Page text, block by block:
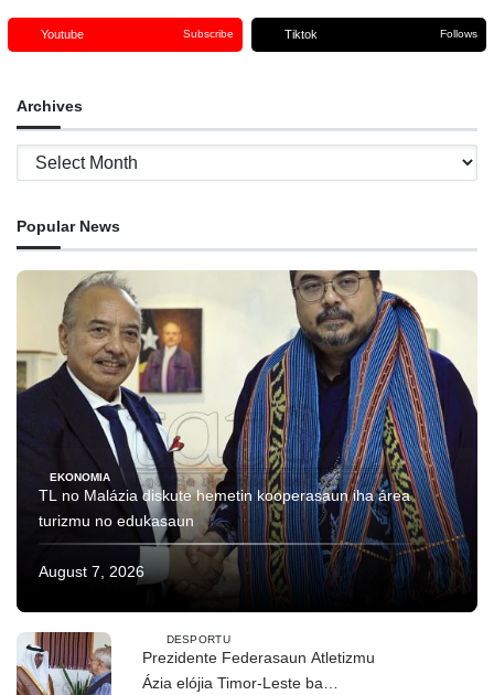
Youtube Subscribe Tiktok Follows
Archives
Archives
Popular News
EKONOMIA
TL no Malázia diskute hemetin kooperasaun iha área
turizmu no edukasaun
August 7, 2026
DESPORTU
Prezidente Federasaun Atletizmu
Ázia elójia Timor-Leste ba